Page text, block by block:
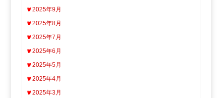
2025年9月
2025年8月
2025年7月
2025年6月
2025年5月
2025年4月
2025年3月